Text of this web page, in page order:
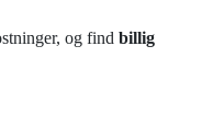
og find billig